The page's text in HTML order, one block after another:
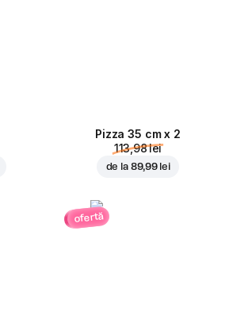
Pizza 35 cm x 2
113,98 lei
de la 89,99 lei
ofertă